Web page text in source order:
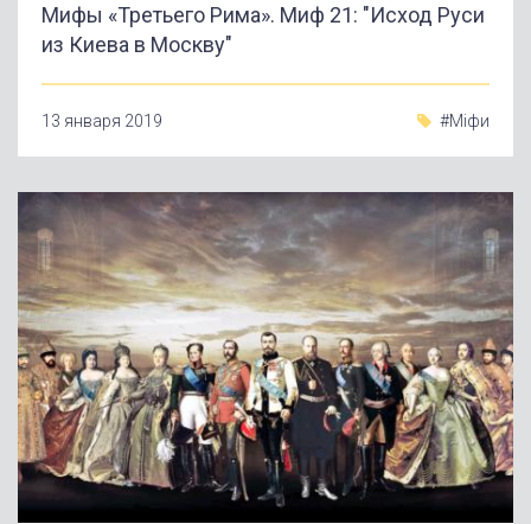
Мифы «Третьего Рима». Миф 21: "Исход Руси
из Киева в Москву"
13 января 2019 #Міфи